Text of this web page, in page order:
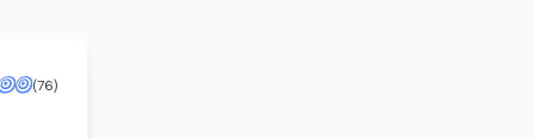
voor particuliere beveiligings- of recherchewerkzaamheden.
(76)